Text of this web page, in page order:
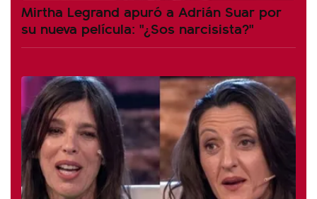
Mirtha Legrand apuró a Adrián Suar por
su nueva película: "¿Sos narcisista?"